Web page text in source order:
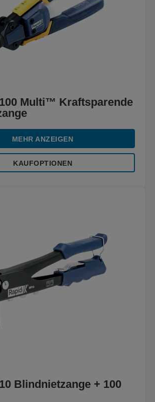
Multi™ Kraftsparende
MEHR ANZEIGEN
KAUFOPTIONEN
Blindnietzange + 100